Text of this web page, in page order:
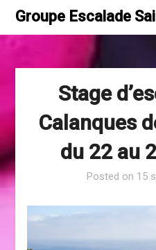
SkipGroupe Escalade
Stage
Calanques
du 22 au
Posted on 15